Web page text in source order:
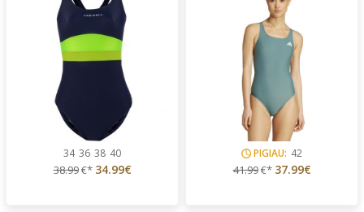
34 36 38 40
38.99€* 34.99€
PIGIAU: 42
41.99€* 37.99€